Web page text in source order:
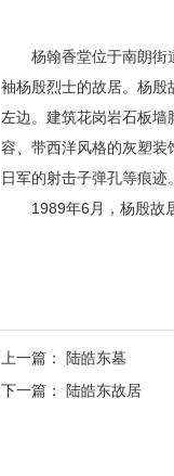
杨翰香堂位于南朗街
袖杨殷烈士的故居。杨殷
左边。建筑花岗岩石板
容、带西洋风格的灰塑装
日军的射击子弹孔等痕迹
1989年6月，杨殷故
上一篇：
陆皓东墓
下一篇：
陆皓东故居